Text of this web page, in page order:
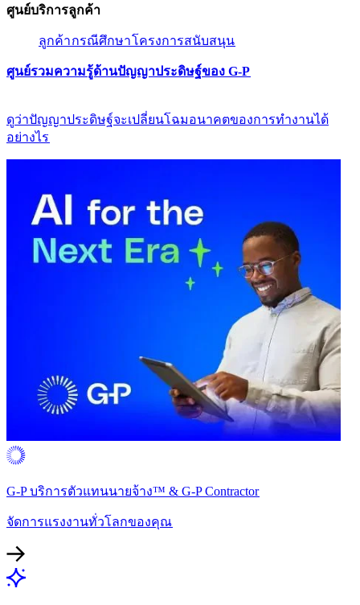
ศูนย์บริการลูกค้า​​
ลูกค้า​​กรณีศึกษา​​โครงการสนับสนุน​​
ศูนย์รวมความรู้ด้านปัญญาประดิษฐ์ของ G-P​​
ดูว่าปัญญาประดิษฐ์จะเปลี่ยนโฉมอนาคตของการทำงานได้
อย่างไร​​
G-P บริการตัวแทนนายจ้าง™ & G-P Contractor​​
จัดการแรงงานทั่วโลกของคุณ​​